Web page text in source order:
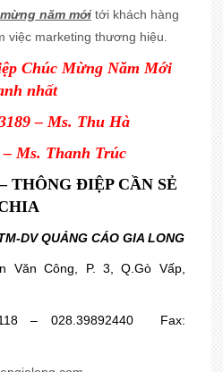
năm mớitới khách hàng
việc marketing thương hiệu.
Chúc Mừng Năm Mới
nhất
– Ms. Thu Hà
– Ms. Thanh Trúc
THÔNG ĐIỆP CẦN SẺ
DV QUẢNG CÁO GIA LONG
Văn Công, P. 3, Q.Gò Vấp,
– 028.39892440 Fax: